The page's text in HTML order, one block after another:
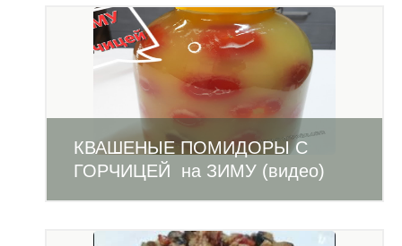
КВАШЕНЫЕ ПОМИДОРЫ С
ГОРЧИЦЕЙ на ЗИМУ (видео)